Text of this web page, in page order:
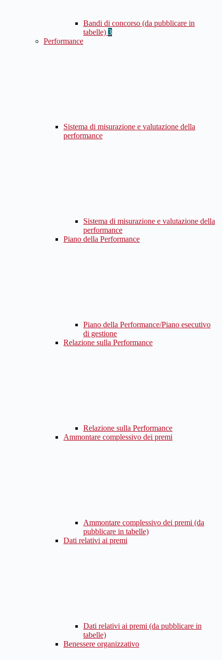
Bandi di concorso (da pubblicare in
tabelle) 3
Performance
Sistema di misurazione e valutazione della
performance
Sistema di misurazione e valutazione della
performance
Piano della Performance
Piano della Performance/Piano esecutivo
di gestione
Relazione sulla Performance
Relazione sulla Performance
Ammontare complessivo dei premi
Ammontare complessivo dei premi (da
pubblicare in tabelle)
Dati relativi ai premi
Dati relativi ai premi (da pubblicare in
tabelle)
Benessere organizzativo